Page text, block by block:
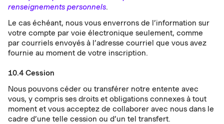
renseignements personnels.
Le cas échéant, nous vous enverrons de l’information sur
votre compte par voie électronique seulement, comme
par courriels envoyés à l’adresse courriel que vous avez
fournie au moment de votre inscription.
10.4 Cession
Nous pouvons céder ou transférer notre entente avec
vous, y compris ses droits et obligations connexes à tout
moment et vous acceptez de collaborer avec nous dans le
cadre d’une telle cession ou d’un tel transfert.